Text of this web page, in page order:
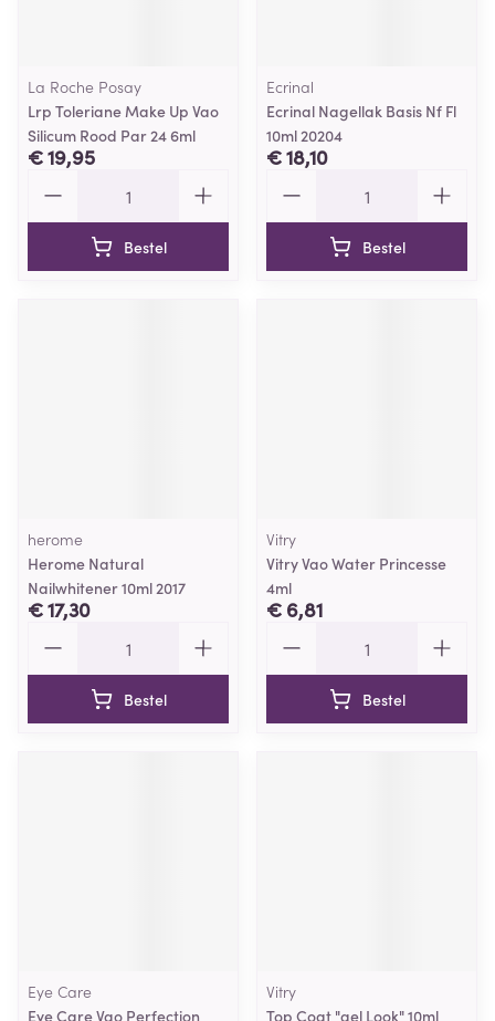
La Roche Posay
Lrp Toleriane Make Up Vao
Silicum Rood Par 24 6ml
€ 19,95
Bestel
Ecrinal
Ecrinal Nagellak Basis Nf Fl
10ml 20204
€ 18,10
Bestel
herome
Herome Natural
Nailwhitener 10ml 2017
€ 17,30
Bestel
Vitry
Vitry Vao Water Princesse
4ml
€ 6,81
Bestel
Eye Care
Eye Care Vao Perfection
Vitry
Top Coat "gel Look" 10ml